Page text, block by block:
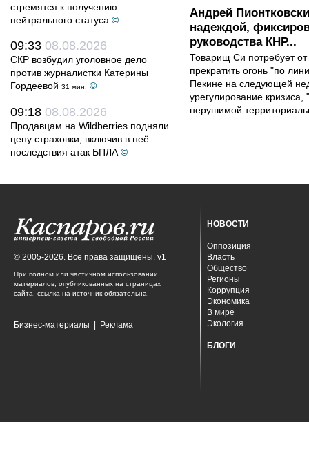
стремятся к получению
нейтрального статуса ©
09:33 08.08.2026
СКР возбудил уголовное дело
против журналистки Катерины
Гордеевой 31 мин. ©
09:18 08.08.2026
Продавцам на Wildberries подняли
цену страховки, включив в неё
последствия атак БПЛА ©
Андрей
надеждой,
руководства КНР...
Товарищ Си потребует
прекратить огонь "по
Пекине на следующей
урегулирование
нерушимой
© 2005-2026. Все права защищены. v1
При полном или частичном использовании
материалов, опубликованных на страницах
сайта, ссылка на источник обязательна.
Бизнес-материалы Реклама
НОВОСТИ
Оппозиция
Власть
Общество
Регионы
Коррупция
Экономика
В мире
Экология
БЛОГИ